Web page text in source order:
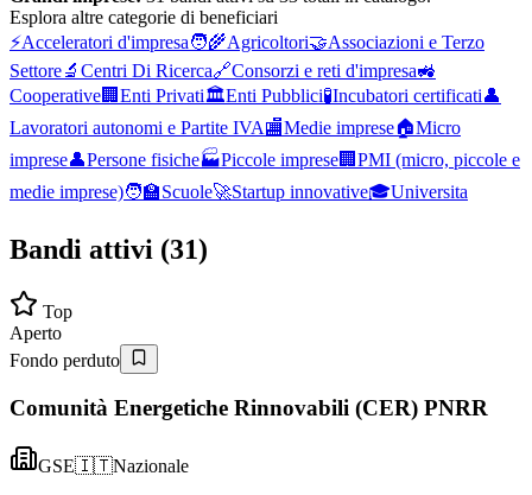
Esplora altre categorie di beneficiari
⚡Acceleratori d'impresa🧑‍🌾Agricoltori🤝Associazioni e Terzo
Settore🔬 Centri Di Ricerca🔗Consorzi e reti d'impresa🚜
Cooperative🏢 Enti Privati🏛️Enti Pubblici🧪Incubatori certificati👤
Lavoratori autonomi e Partite IVA🏬Medie imprese🏠Micro
imprese👤Persone fisiche🏭Piccole imprese🏢 PMI (micro, piccole e
medie imprese)🧑‍🏫Scuole🚀Startup innovative🎓Universita
Bandi attivi (31)
Top
Aperto
Fondo perduto
Comunità Energetiche Rinnovabili (CER) PNRR
GSE🇮🇹Nazionale